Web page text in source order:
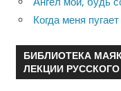
Когда меня
БИБЛИОТЕКА
ЛЕКЦИИ